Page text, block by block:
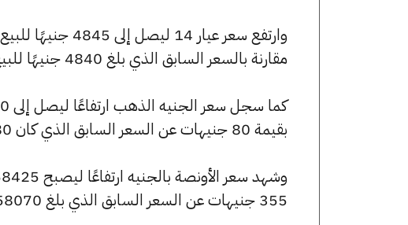
مقارنة بالسعر السابق الذي بلغ 4840 جنيهًا للبيع و4805 جنيهًا للشراء.
بقيمة 80 جنيهات عن السعر السابق الذي كان 58080 جنيهًا للبيع و57680 جنيهًا للشراء.
355 جنيهات عن السعر السابق الذي بلغ 258070 جنيهًا للبيع و256295 جنيهًا للشراء.